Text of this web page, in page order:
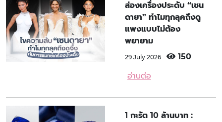
ส่องเครื่องประดับ “เซน
ดายา” ทำไมทุกลุคถึงดู
แพงแบบไม่ต้อง
พยายาม
29 July 2026 150
อ่านต่อ
1 กะรัต 10 ล้านบาท :